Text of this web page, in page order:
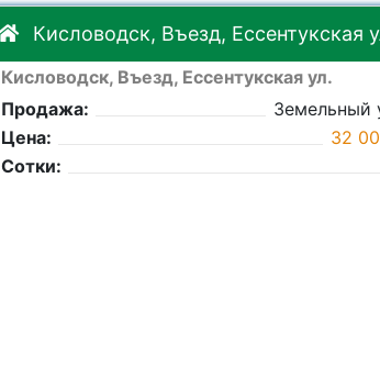
Кисловодск, Въезд, Ессентукская
Кисловодск, Въезд, Ессентукская ул.
Продажа:
Земельный
Цена:
32
Сотки: